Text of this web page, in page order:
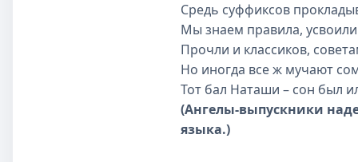
Средь суффиксов
Мы знаем правила,
Прочли и классиков,
Но иногда все ж мучают
Тот бал Наташи – сон был
(Ангелы-выпускники
языка.)